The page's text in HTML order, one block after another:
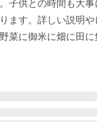
子供との時間も大
ます。詳しい説明
菜に御米に畑に田に